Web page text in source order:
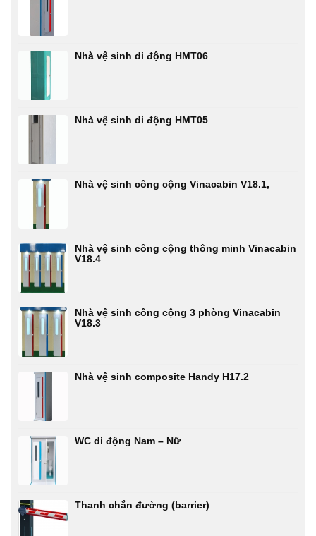
Nhà vệ sinh di động HMT06
Nhà vệ sinh di động HMT05
Nhà vệ sinh công cộng Vinacabin V18.1,
Nhà vệ sinh công cộng thông minh Vinacabin
V18.4
Nhà vệ sinh công cộng 3 phòng Vinacabin
V18.3
Nhà vệ sinh composite Handy H17.2
WC di động Nam – Nữ
Thanh chắn đường (barrier)